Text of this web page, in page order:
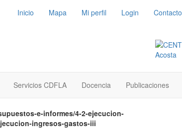
Inicio Mapa Mi perfil Login Contacto
Servicios CDFLA Docencia Publicaciones
e-informes/4-2-ejecucion-
ingresos-gastos-iii